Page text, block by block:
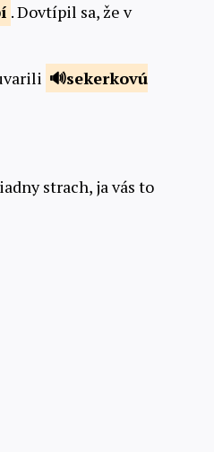
. Dovtípil sa, že v
sekerkovú
strach, ja vás to